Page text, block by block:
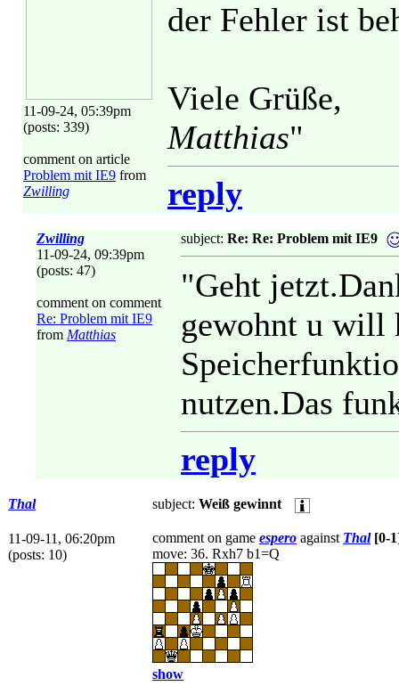
11-09-24, 05:39pm
(posts: 339)
comment on article
Problem mit IE9 from
Zwilling
der Fehler ist
Viele Grüße,
Matthias"
reply
Zwilling
11-09-24, 09:39pm
(posts: 47)
comment on comment
Re: Problem mit IE9
from Matthias
subject: Re: Re: Problem mit IE9
"Geht
gewohnt u will
nutzen.Das
reply
Thal
11-09-11, 06:20pm
(posts: 10)
subject: Weiß gewinnt
comment on game espero against Thal [0-
move: 36. Rxh7 b1=Q
show